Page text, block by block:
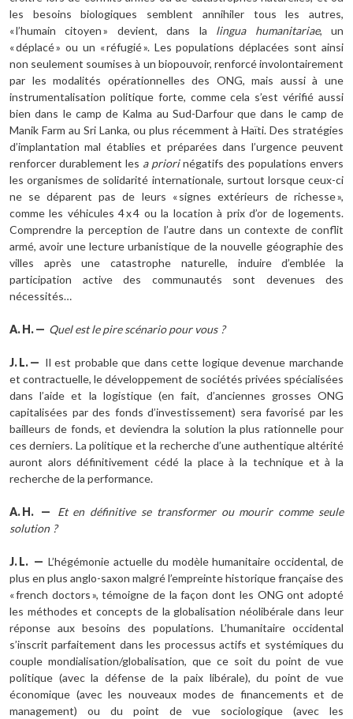
les besoins biologiques semblent annihiler tous les autres,
« l’humain citoyen » devient, dans la lingua humanitariae, un
« déplacé » ou un « réfugié ». Les populations déplacées sont ainsi
non seulement soumises à un biopouvoir, renforcé involontairement
par les modalités opérationnelles des ONG, mais aussi à une
instrumentalisation politique forte, comme cela s’est vérifié aussi
bien dans le camp de Kalma au Sud-Darfour que dans le camp de
Manik Farm au Sri Lanka, ou plus récemment à Haïti. Des stratégies
d’implantation mal établies et préparées dans l’urgence peuvent
renforcer durablement les a priorinégatifs des populations envers
les organismes de solidarité internationale, surtout lorsque ceux-ci
ne se déparent pas de leurs « signes extérieurs de richesse »,
comme les véhicules 4 x 4 ou la location à prix d’or de logements.
Comprendre la perception de l’autre dans un contexte de conflit
armé, avoir une lecture urbanistique de la nouvelle géographie des
villes après une catastrophe naturelle, induire d’emblée la
participation active des communautés sont devenues des
nécessités…
A.H.— Quel est le pire scénario pour vous ?
J.L.— Il est probable que dans cette logique devenue marchande
et contractuelle, le développement de sociétés privées spécialisées
dans l’aide et la logistique (en fait, d’anciennes grosses ONG
capitalisées par des fonds d’investissement) sera favorisé par les
bailleurs de fonds, et deviendra la solution la plus rationnelle pour
ces derniers. La politique et la recherche d’une authentique altérité
auront alors définitivement cédé la place à la technique et à la
recherche de la performance.
A.H. —
Et en définitive se transformer ou mourir comme seule
solution ?
J.L. — L’hégémonie actuelle du modèle humanitaire occidental, de
plus en plus anglo-saxon malgré l’empreinte historique française des
« french doctors », témoigne de la façon dont les ONG ont adopté
les méthodes et concepts de la globalisation néolibérale dans leur
réponse aux besoins des populations. L’humanitaire occidental
s’inscrit parfaitement dans les processus actifs et systémiques du
couple mondialisation/globalisation, que ce soit du point de vue
politique (avec la défense de la paix libérale), du point de vue
économique (avec les nouveaux modes de financements et de
management) ou du point de vue sociologique (avec les